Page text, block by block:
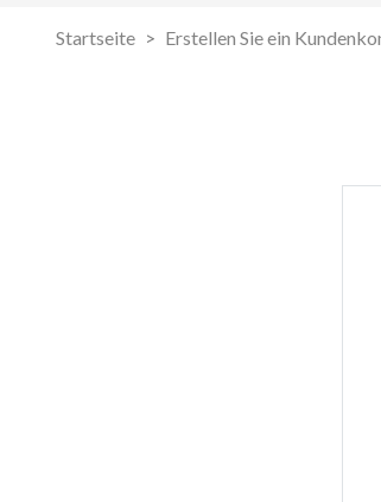
Startseite Erstellen Sie ein